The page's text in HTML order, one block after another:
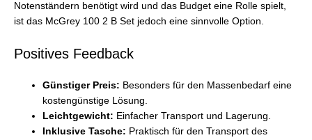
Notenständern benötigt wird und das Budget eine Rolle spielt,
ist das McGrey 100 2 B Set jedoch eine sinnvolle Option.
Positives Feedback
Günstiger Preis: Besonders für den Massenbedarf eine
kostengünstige Lösung.
Leichtgewicht: Einfacher Transport und Lagerung.
Inklusive Tasche: Praktisch für den Transport des